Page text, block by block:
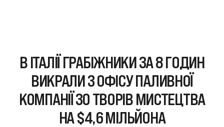
В ІТАЛІЇ ГРАБІЖНИКИ ЗА 8 ГОДИН
ВИКРАЛИ З ОФІСУ ПАЛИВНОЇ
КОМПАНІЇ 30 ТВОРІВ МИСТЕЦТВА
НА $4,6 МІЛЬЙОНА